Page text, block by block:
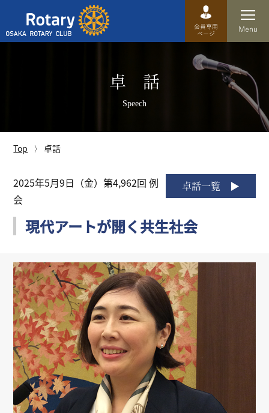
運営方針
歴史
特徴
リンク
会員専用ページ
English
卓 話
Speech
Top 卓話
卓話一覧
2025年5月9日（金）第4,962回 例
会
現代アートが開く共生社会